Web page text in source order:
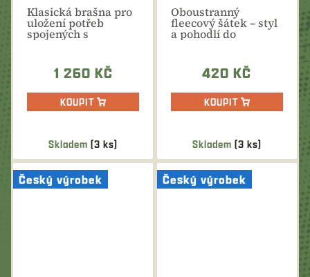
Skladem(3 ks)
Klasická brašna pro
uložení potřeb
spojených s
mysliveckými
1 260 KČ
KOUPIT
Skladem (3 ks)
Oboustranný
fleecový šátek – styl
a pohodlí do
každého počasí
420 KČ
KOUPIT
Český výrobek Český výrobek